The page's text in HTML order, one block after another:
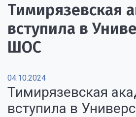
Тимирязевская
вступила в
ШОС
04.10.2024
Тимирязевская
вступила в